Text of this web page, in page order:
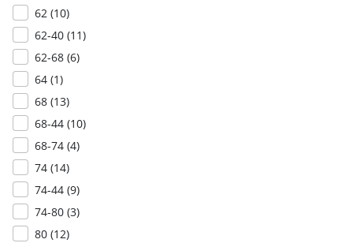
62 (10)
62-40 (11)
62-68 (6)
64 (1)
68 (13)
68-44 (10)
68-74 (4)
74 (14)
74-44 (9)
74-80 (3)
80 (12)